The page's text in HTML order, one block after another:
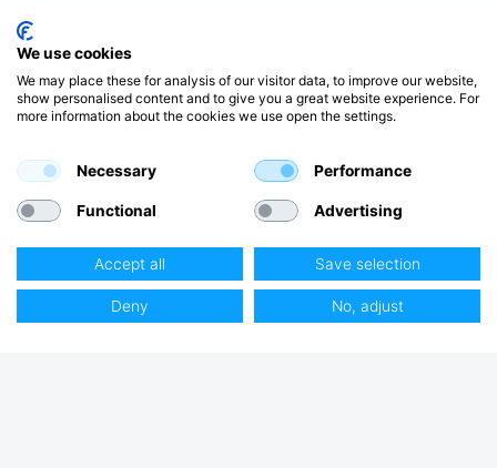
We use cookies
We may place these for analysis of our visitor data, to improve our website,
show personalised content and to give you a great website experience. For
more information about the cookies we use open the settings.
Necessary Performance
Functional Advertising
Accept all Save selection
Deny No, adjust